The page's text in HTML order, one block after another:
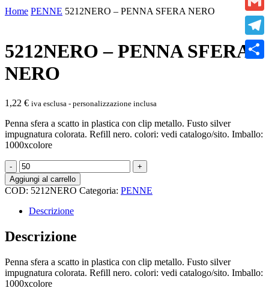
Home PENNE 5212NERO – PENNA SFERA NERO
5212NERO – PENNA SFERA
NERO
1,22 € iva esclusa - personalizzazione inclusa
Penna sfera a scatto in plastica con clip metallo. Fusto silver
impugnatura colorata. Refill nero. colori: vedi catalogo/sito. Imballo:
1000xcolore
5212NERO
-
PENNA
SFERA
NERO
quantità
Aggiungi al carrello
COD: 5212NERO Categoria: PENNE
Descrizione
Descrizione
Penna sfera a scatto in plastica con clip metallo. Fusto silver
impugnatura colorata. Refill nero. colori: vedi catalogo/sito. Imballo:
1000xcolore
Gmail